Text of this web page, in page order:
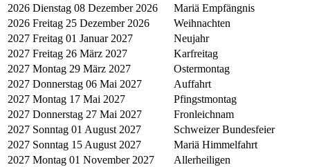
2026 Dienstag 08 Dezember 2026
Mariä Empfängnis
2026 Freitag 25 Dezember 2026
Weihnachten
2027 Freitag 01 Januar 2027
Neujahr
2027 Freitag 26 März 2027
Karfreitag
2027 Montag 29 März 2027
Ostermontag
2027 Donnerstag 06 Mai 2027
Auffahrt
2027 Montag 17 Mai 2027
Pfingstmontag
2027 Donnerstag 27 Mai 2027
Fronleichnam
2027 Sonntag 01 August 2027
Schweizer Bundesfeier
2027 Sonntag 15 August 2027
Mariä Himmelfahrt
2027 Montag 01 November 2027
Allerheiligen